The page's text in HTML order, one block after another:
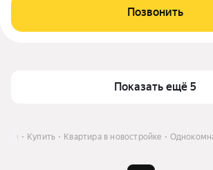
Позвонить
Показать ещё 5
Квартира в новостройке
Купить